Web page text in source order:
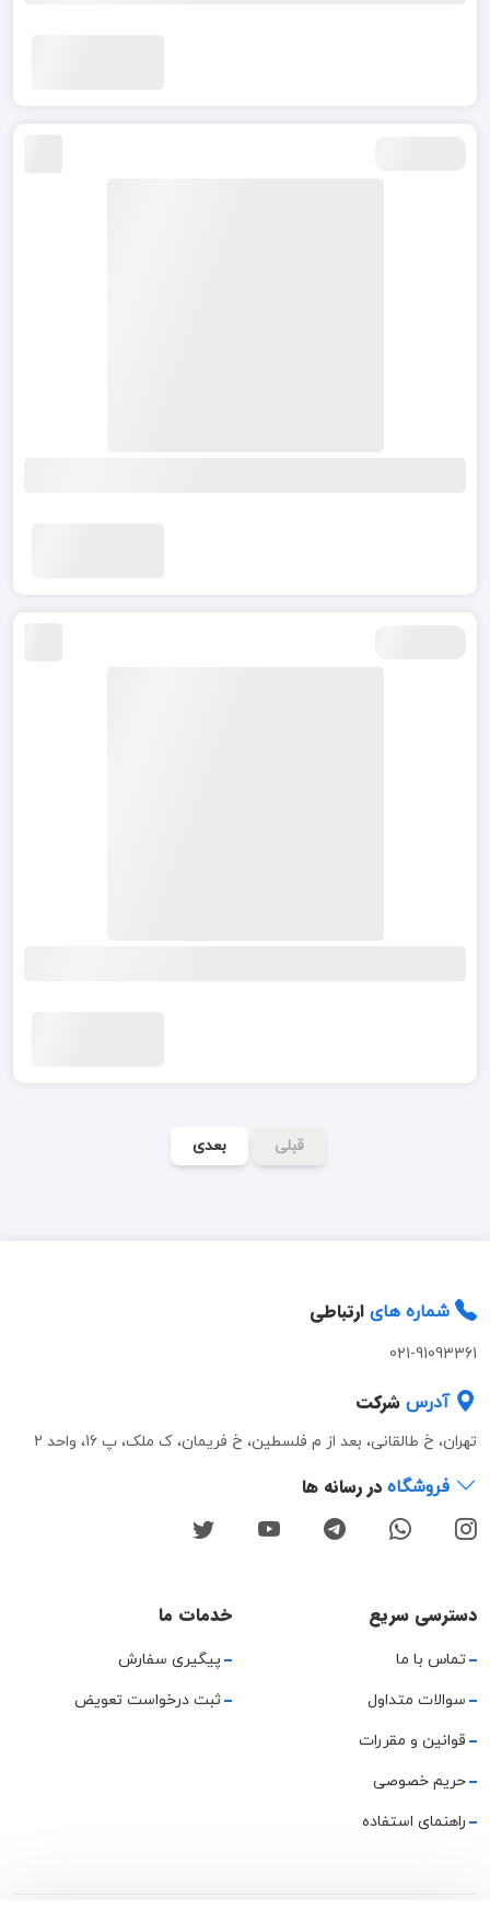
قبلی بعدی
شماره های ارتباطی
021-91093361
آدرس شرکت
تهران، خ طالقانی، بعد از م فلسطین، خ فریمان، ک ملک، پ 16، واحد 2
فروشگاه در رسانه ها
دسترسی سریع
تماس با ما
سوالات متداول
قوانین و مقررات
حریم خصوصی
راهنمای استفاده
خدمات ما
پیگیری سفارش
ثبت درخواست تعویض